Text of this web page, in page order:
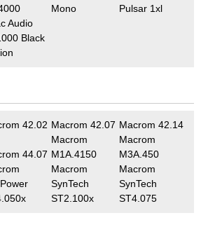
Mono
Pulsar 1xl
Audio
Black
42.02 Macrom 42.07 Macrom 42.14
44.07
Macrom
M1A.4150
Macrom
M3A.450
Macrom
SynTech
ST2.100x
Macrom
SynTech
ST4.075